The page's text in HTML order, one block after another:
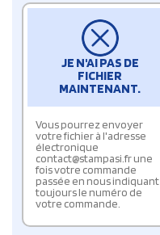
JE N'AI PAS DE
FICHIER
MAINTENANT.
Vous pourrez envoyer
votre fichier à l'adresse
électronique
contact@stampasi.fr une
fois votre commande
passée en nous indiquant
toujours le numéro de
votre commande.